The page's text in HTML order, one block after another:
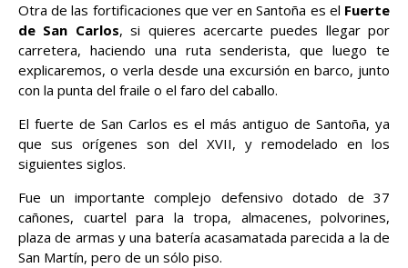
Otra de las fortificaciones que ver en Santoña es el Fuerte
de San Carlos, si quieres acercarte puedes llegar por
carretera, haciendo una ruta senderista, que luego te
explicaremos, o verla desde una excursión en barco, junto
con la punta del fraile o el faro del caballo.
El fuerte de San Carlos es el más antiguo de Santoña, ya
que sus orígenes son del XVII, y remodelado en los
siguientes siglos.
Fue un importante complejo defensivo dotado de 37
cañones, cuartel para la tropa, almacenes, polvorines,
plaza de armas y una batería acasamatada parecida a la de
San Martín, pero de un sólo piso.